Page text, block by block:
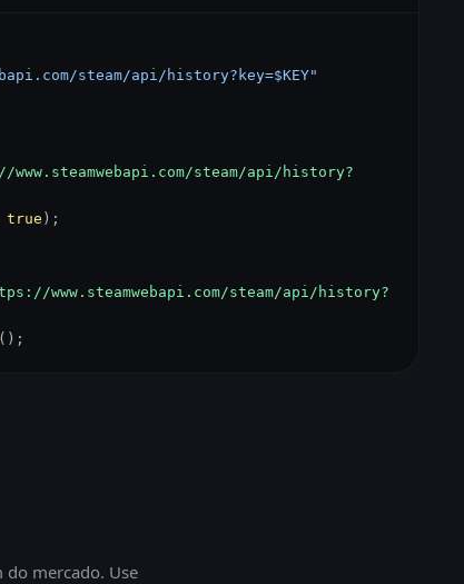
steam/api/history?key=$KEY"
steam/api/history?
true );
www.steamwebapi.com/steam/api/history?
();
do mercado. Use